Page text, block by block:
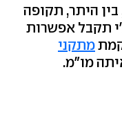
היתר, תקופה
תקבל אפשרות
מתקני
מו"מ.